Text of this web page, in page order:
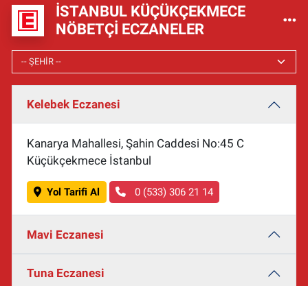
İSTANBUL KÜÇÜKÇEKMECE
NÖBETÇI ECZANELER
Kelebek Eczanesi
Kanarya Mahallesi, Şahin Caddesi No:45 C
Küçükçekmece İstanbul
Yol Tarifi Al 0 (533) 306 21 14
Mavi Eczanesi
Tuna Eczanesi